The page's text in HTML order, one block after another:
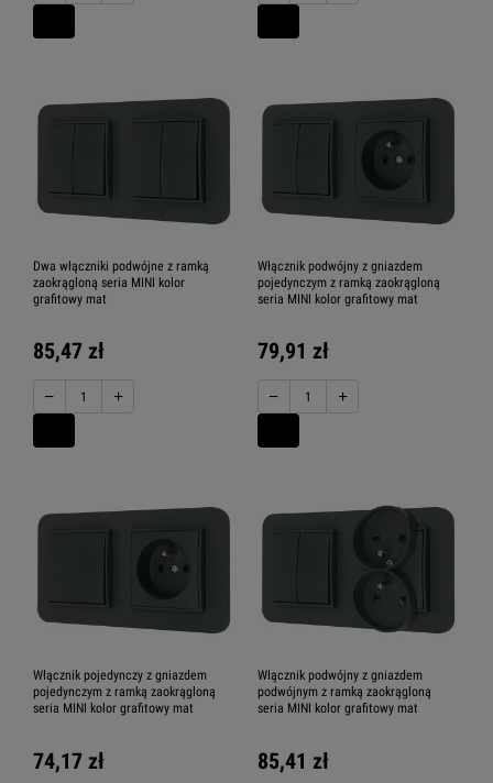
Dwa włączniki podwójne z ramką
zaokrągloną seria MINI kolor
grafitowy mat
85,47 zł
− +
Włącznik podwójny z gniazdem
pojedynczym z ramką zaokrągloną
seria MINI kolor grafitowy mat
79,91 zł
− +
Włącznik pojedynczy z gniazdem
pojedynczym z ramką zaokrągloną
seria MINI kolor grafitowy mat
74,17 zł
Włącznik podwójny z gniazdem
podwójnym z ramką zaokrągloną
seria MINI kolor grafitowy mat
85,41 zł